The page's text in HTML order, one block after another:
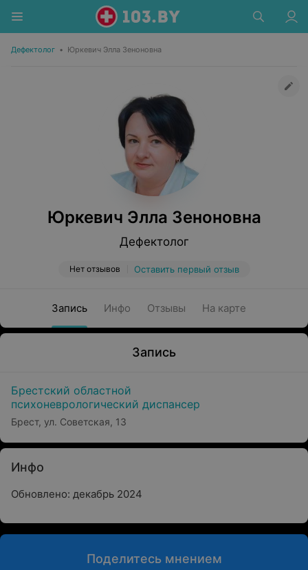
Дефектолог • Юркевич Элла Зеноновна
Юркевич Элла Зеноновна
Дефектолог
Нет отзывов Оставить первый отзыв
Запись Инфо Отзывы На карте
Запись
Брестский областной
психоневрологический диспансер
Брест, ул. Советская, 13
Инфо
Обновлено: декабрь 2024
Поделитесь мнением